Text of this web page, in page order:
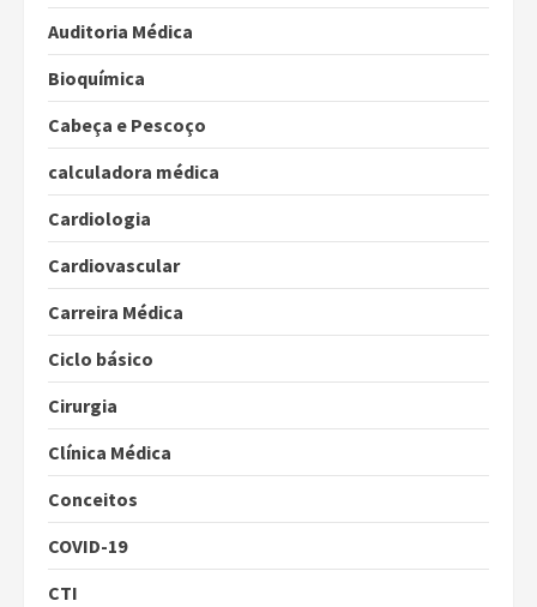
Auditoria Médica
Bioquímica
Cabeça e Pescoço
calculadora médica
Cardiologia
Cardiovascular
Carreira Médica
Ciclo básico
Cirurgia
Clínica Médica
Conceitos
COVID-19
CTI